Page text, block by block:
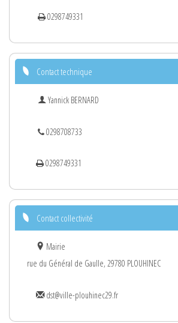
0298749331
Contact technique
Yannick BERNARD
0298708733
0298749331
Contact collectivité
Mairie
rue du Général de Gaulle, 29780 PLOUHINEC
dst@ville-plouhinec29.fr